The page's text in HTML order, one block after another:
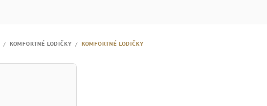
/ KOMFORTNÉ LODIČKY / KOMFORTNÉ LODIČKY